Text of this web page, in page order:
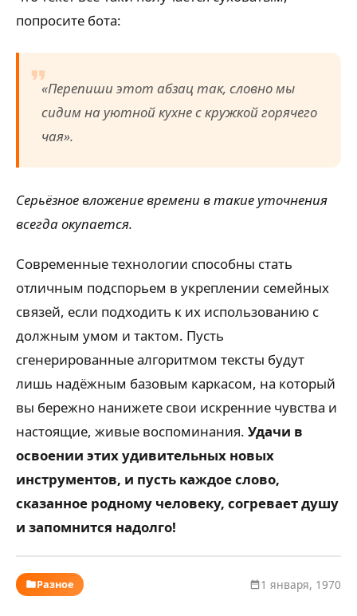
попросите бота:
«Перепиши этот абзац так, словно мы
сидим на уютной кухне с кружкой горячего
чая».
Серьёзное вложение времени в такие уточнения
всегда окупается.
Современные технологии способны стать
отличным подспорьем в укреплении семейных
связей, если подходить к их использованию с
должным умом и тактом. Пусть
сгенерированные алгоритмом тексты будут
лишь надёжным базовым каркасом, на который
вы бережно нанижете свои искренние чувства и
настоящие, живые воспоминания. Удачи в
освоении этих удивительных новых
инструментов, и пусть каждое слово,
сказанное родному человеку, согревает душу
и запомнится надолго!
Разное 1 января, 1970